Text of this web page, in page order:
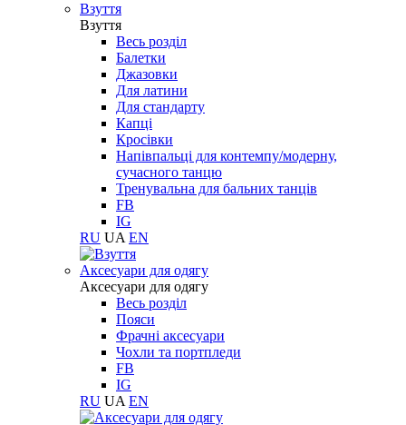
Взуття
Взуття
Весь розділ
Балетки
Джазовки
Для латини
Для стандарту
Капці
Кросівки
Напівпальці для контемпу/модерну,
сучасного танцю
Тренувальна для бальних танців
FB
IG
RU UA EN
Aксесуари для одягу
Aксесуари для одягу
Весь розділ
Пояси
Фрачні аксесуари
Чохли та портпледи
FB
IG
RU UA EN